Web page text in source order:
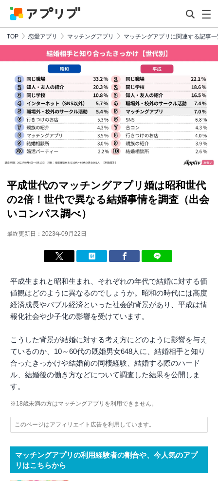
TOP 恋愛アプリ マッチングアプリ マッチングアプリに関連する記事
平成世代のマッチングアプリ婚は昭和世代
の2倍！世代で異なる結婚事情を調査（出会
いコンパス調べ）
最終更新日：2023年09月22日
平成生まれと昭和生まれ、それぞれの年代で結婚に対する価
値観はどのように異なるのでしょうか。昭和の時代には高度
経済成長やバブル経済といった社会的背景があり、平成は情
報化社会や少子化の影響を受けています。
こうした背景が結婚に対する考え方にどのように影響を与え
ているのか、10～60代の既婚男女648人に、結婚相手と知り
合ったきっかけや結婚前の同棲経験、結婚する際のハード
ル、結婚後の働き方などについて調査した結果を公開しま
す。
※18歳未満の方はマッチングアプリを利用できません。
このページはアフィリエイト広告を利用しています。
マッチングアプリの利用経験者の割合や、今人気のアプ
リはこちらから